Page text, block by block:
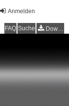
Anmelden
FAQ Suche Downloads